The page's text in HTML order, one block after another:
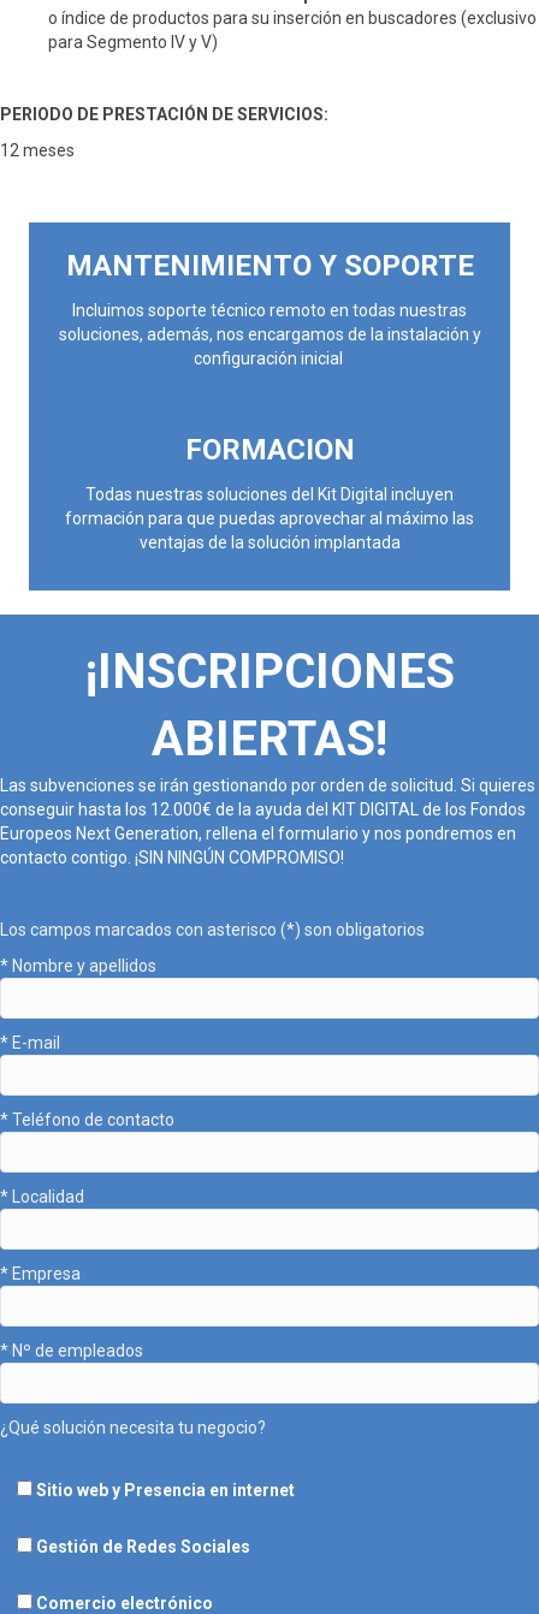
o índice de productos para su inserción en buscadores (exclusivo
para Segmento IV y V)
PERIODO DE PRESTACIÓN DE SERVICIOS:
12 meses
MANTENIMIENTO Y SOPORTE
Incluimos soporte técnico remoto en todas nuestras
soluciones, además, nos encargamos de la instalación y
configuración inicial
FORMACION
Todas nuestras soluciones del Kit Digital incluyen
formación para que puedas aprovechar al máximo las
ventajas de la solución implantada
¡INSCRIPCIONES
ABIERTAS!
Las subvenciones se irán gestionando por orden de solicitud. Si quieres
conseguir hasta los 12.000€ de la ayuda del KIT DIGITAL de los Fondos
Europeos Next Generation, rellena el formulario y nos pondremos en
contacto contigo. ¡SIN NINGÚN COMPROMISO!
Los campos marcados con asterisco (*) son obligatorios
* Nombre y apellidos
* E-mail
* Teléfono de contacto
* Localidad
* Empresa
* Nº de empleados
¿Qué solución necesita tu negocio?
Sitio web y Presencia en internet
Gestión de Redes Sociales
Comercio electrónico